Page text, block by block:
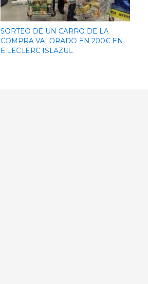
SORTEO DE UN CARRO DE LA
COMPRA VALORADO EN 200€ EN
E.LECLERC ISLAZUL